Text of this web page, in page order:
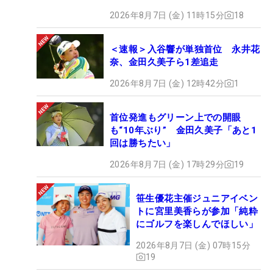
2026年8月7日 (金) 11時15分 18
＜速報＞入谷響が単独首位 永井花
奈、金田久美子ら1差追走
2026年8月7日 (金) 12時42分 1
首位発進もグリーン上での開眼
も“10年ぶり” 金田久美子「あと1
回は勝ちたい」
2026年8月7日 (金) 17時29分 19
笹生優花主催ジュニアイベン
トに宮里美香らが参加「純粋
にゴルフを楽しんでほしい」
2026年8月7日 (金) 07時15分
19